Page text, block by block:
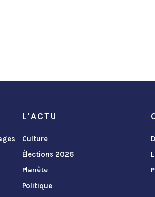
L'ACTU
Culture
Élections 2026
Planète
Politique